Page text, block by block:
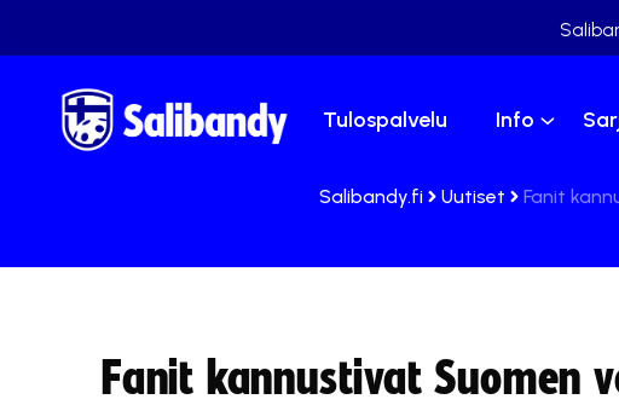
Tulospalvelu Info
Salibandy.fi Uutiset Fanit
Fanit kannustivat Suomen